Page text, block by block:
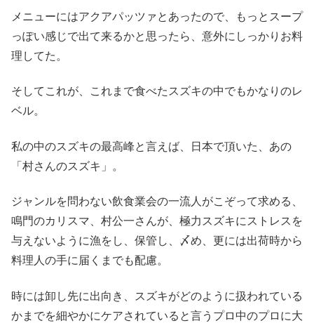
メニューにはアクアパッツァとあったので、もっとスープ
っぽい感じで出て来るかと思ったら、意外にしっかりお料
理してた。
そしてこれが、これまで食べたスズキの中でもかなりのレ
ベル。
私の中のスズキの最高峰と言えば、日本で頂いた、あの
「村さんのスズキ」。
ジャンルを問わない飲食業会の一流人がこぞって求める、
鳴門のカリスマ、村公一さんが、極力スズキにストレスを
与えないように漁をし、保管し、〆め、更には出荷時から
料理人の手に届くまでも配慮。
時には卸し先に出向き、スズキがどのように扱われている
かまでを細やかにケアされていると言うプロ中のプロに大